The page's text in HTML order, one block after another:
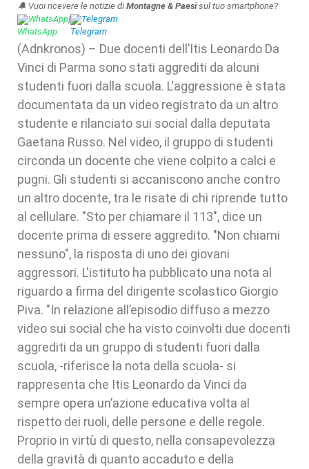
🔔 Vuoi ricevere le notizie di Montagne & Paesisul tuo smartphone?
WhatsApp| Telegram
(Adnkronos) – Due docenti dell’Itis Leonardo Da
Vinci di Parma sono stati aggrediti da alcuni
studenti fuori dalla scuola. L'aggressione è stata
documentata da un video registrato da un altro
studente e rilanciato sui social dalla deputata
Gaetana Russo. Nel video, il gruppo di studenti
circonda un docente che viene colpito a calci e
pugni. Gli studenti si accaniscono anche contro
un altro docente, tra le risate di chi riprende tutto
al cellulare. "Sto per chiamare il 113", dice un
docente prima di essere aggredito. "Non chiami
nessuno", la risposta di uno dei giovani
aggressori. L'istituto ha pubblicato una nota al
riguardo a firma del dirigente scolastico Giorgio
Piva. "In relazione all’episodio diffuso a mezzo
video sui social che ha visto coinvolti due docenti
aggrediti da un gruppo di studenti fuori dalla
scuola, -riferisce la nota della scuola- si
rappresenta che Itis Leonardo da Vinci da
sempre opera un’azione educativa volta al
rispetto dei ruoli, delle persone e delle regole.
Proprio in virtù di questo, nella consapevolezza
della gravità di quanto accaduto e della